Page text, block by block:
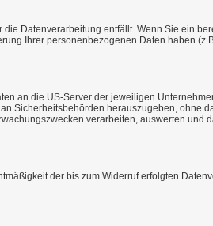
Datenverarbeitung entfällt. Wenn Sie ein
Ihrer personenbezogenen Daten haben
an die US-Server der jeweiligen
Sicherheitsbehörden herauszugeben, ohne
verarbeiten, auswerten und
der bis zum Widerruf erfolgten